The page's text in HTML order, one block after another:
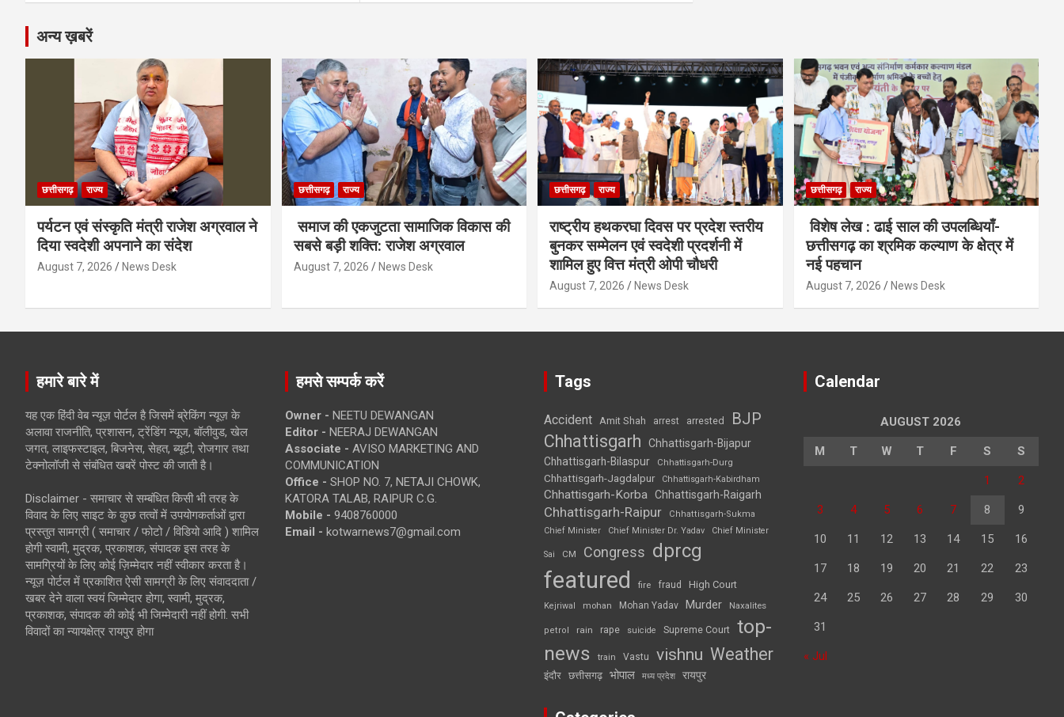
अन्य ख़बरें
छत्तीसगढ़ राज्य
पर्यटन एवं संस्कृति मंत्री राजेश अग्रवाल ने
दिया स्वदेशी अपनाने का संदेश
August 7, 2026 News Desk
छत्तीसगढ़ राज्य
समाज की एकजुटता सामाजिक विकास की
सबसे बड़ी शक्ति: राजेश अग्रवाल
August 7, 2026 News Desk
छत्तीसगढ़ राज्य
राष्ट्रीय हथकरघा दिवस पर प्रदेश स्तरीय
बुनकर सम्मेलन एवं स्वदेशी प्रदर्शनी में
शामिल हुए वित्त मंत्री ओपी चौधरी
August 7, 2026 News Desk
छत्तीसगढ़ राज्य
विशेष लेख : ढाई साल की उपलब्धियाँ-
छत्तीसगढ़ का श्रमिक कल्याण के क्षेत्र में
नई पहचान
August 7, 2026 News Desk
हमारे बारे में
यह एक हिंदी वेब न्यूज़ पोर्टल है जिसमें ब्रेकिंग न्यूज़ के
अलावा राजनीति, प्रशासन, ट्रेंडिंग न्यूज, बॉलीवुड, खेल
जगत, लाइफस्टाइल, बिजनेस, सेहत, ब्यूटी, रोजगार तथा
टेक्नोलॉजी से संबंधित खबरें पोस्ट की जाती है।
Disclaimer - समाचार से सम्बंधित किसी भी तरह के
विवाद के लिए साइट के कुछ तत्वों में उपयोगकर्ताओं द्वारा
प्रस्तुत सामग्री ( समाचार / फोटो / विडियो आदि ) शामिल
होगी स्वामी, मुद्रक, प्रकाशक, संपादक इस तरह के
सामग्रियों के लिए कोई ज़िम्मेदार नहीं स्वीकार करता है।
न्यूज़ पोर्टल में प्रकाशित ऐसी सामग्री के लिए संवाददाता /
खबर देने वाला स्वयं जिम्मेदार होगा, स्वामी, मुद्रक,
प्रकाशक, संपादक की कोई भी जिम्मेदारी नहीं होगी. सभी
विवादों का न्यायक्षेत्र रायपुर होगा
हमसे सम्पर्क करें
Owner - NEETU DEWANGAN
Editor - NEERAJ DEWANGAN
Associate - AVISO MARKETING AND
COMMUNICATION
Office - SHOP NO. 7, NETAJI CHOWK,
KATORA TALAB, RAIPUR C.G.
Mobile - 9408760000
Email - kotwarnews7@gmail.com
Tags
Accident Amit Shah arrest arrested BJP
Chhattisgarh
Chhattisgarh-Bijapur
Chhattisgarh-Bilaspur
Chhattisgarh-Durg
Chhattisgarh-Jagdalpur Chhattisgarh-Kabirdham
Chhattisgarh-Korba Chhattisgarh-Raigarh
Chhattisgarh-Raipur
Chhattisgarh-Sukma
Chief Minister
Chief Minister Dr. Yadav Chief Minister
Sai CM Congress dprcg
featured fire fraud High Court
Kejriwal mohan Mohan Yadav Murder Naxalites
petrol rain rape suicide Supreme Court top-
news
train Vastu vishnu Weather
इंदौर छत्तीसगढ़ भोपाल मध्य प्रदेश रायपुर
Calendar
AUGUST 2026
M T W T F S S
1 2
3 4 5 6 7 8 9
10 11 12 13 14 15 16
17 18 19 20 21 22 23
24 25 26 27 28 29 30
31
« Jul